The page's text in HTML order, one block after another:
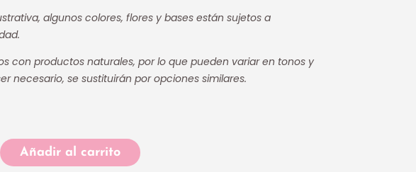
algunos colores, flores y bases están sujetos a
con productos naturales, por lo que pueden variar en tonos y
necesario, se sustituirán por opciones similares.
Añadir al carrito